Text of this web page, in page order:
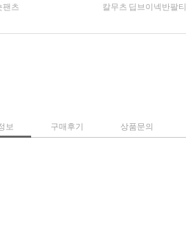
팬츠 칼무츠 딥브이넥반팔티
보 구매후기 상품문의